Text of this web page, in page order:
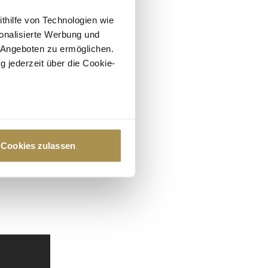
von Technologien wie
Werbung und
zu ermöglichen.
jederzeit über die Cookie-
Präferenzen im
Cookies zulassen